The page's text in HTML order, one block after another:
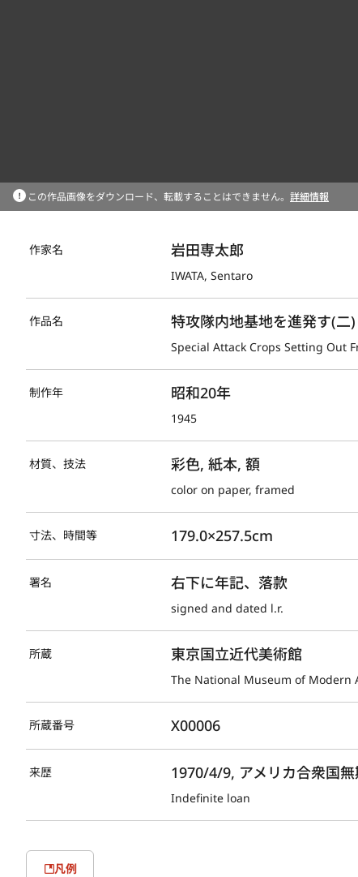
この作品画像をダウンロード、転載することはできません。 詳細情報
作家名 岩田専太郎
IWATA, Sentaro
作品名 特攻隊内地基地を進発す(二)
Special Attack Crops Setting Out
制作年 昭和20年
1945
材質、技法 彩色, 紙本, 額
color on paper, framed
寸法、時間等 179.0×257.5cm
署名 右下に年記、落款
signed and dated l.r.
所蔵 東京国立近代美術館
The National Museum of Modern
所蔵番号 X00006
来歴 1970/4/9, アメリカ合衆国
Indefinite loan
凡例